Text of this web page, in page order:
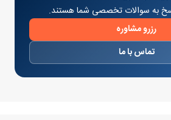
به سوالات تخصصی شما هستند.
رزرو مشاوره
تماس با ما